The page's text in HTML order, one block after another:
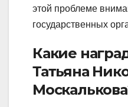
этой проблеме
государственных
Какие
Татьяна